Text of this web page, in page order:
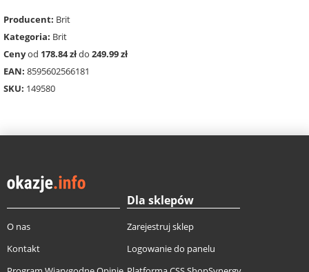
Producent: Brit
Kategoria: Brit
Cenyod 178.84 złdo 249.99 zł
EAN: 8595602566181
SKU: 149580
O nas
Kontakt
Dla sklepów
Zarejestruj sklep
Logowanie do panelu